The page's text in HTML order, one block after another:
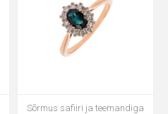
Sõrmus safiiri ja teemandiga